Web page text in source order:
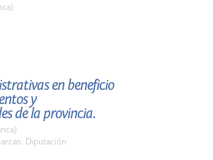
en beneficio
y
de la provincia.
Diputación